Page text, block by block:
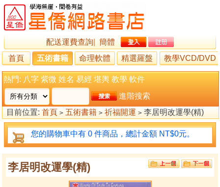
配送運費查詢
簡體
首頁
五術書籍 命理軟體 精選羅盤 教學VCD/DVD
熱門: 八字 紫微 姓名 易經 堪輿 教學 軟件
進階搜索
目前位置: 首頁 > 五術書籍 > 祈福開運 > 李居明改運學(精)
您的購物車中有 0 件商品，總計金額 NT$0元。
李居明改運學(精)